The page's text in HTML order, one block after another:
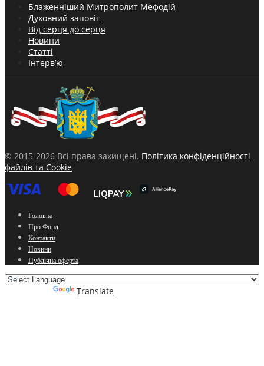
Блаженніший Митрополит Мефодій
Духовний заповіт
Від серця до серця
Новини
Статті
Інтерв’ю
© 2015-2026 Всі права захищені. Політика конфіденційності
файлів та Cookie
Головна
Про Фонд
Контакти
Новини
Публічна оферта
Translate